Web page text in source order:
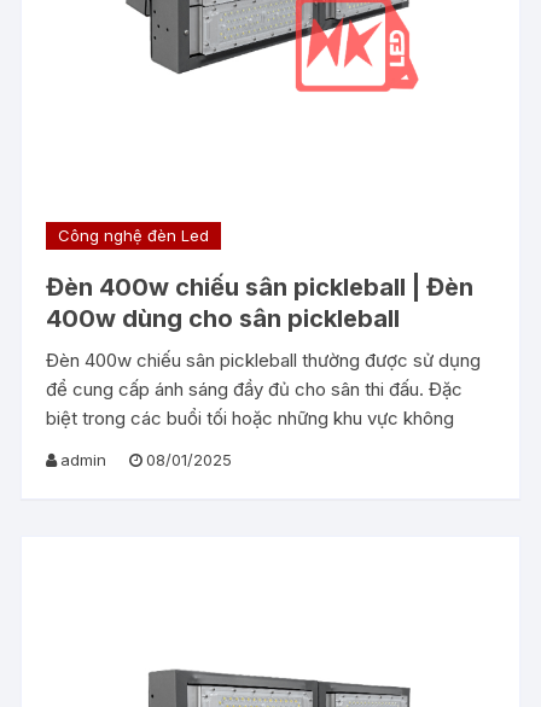
Công nghệ đèn Led
Đèn 400w chiếu sân pickleball | Đèn
400w dùng cho sân pickleball
Đèn 400w chiếu sân pickleball thường được sử dụng
để cung cấp ánh sáng đầy đủ cho sân thi đấu. Đặc
biệt trong các buổi tối hoặc những khu vực không
admin 08/01/2025